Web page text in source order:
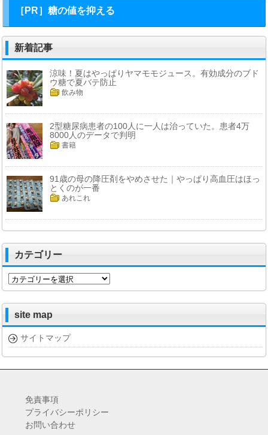
［PR］糖の値を抑える
新着記事
涼味！夏はやっぱりヤマモモジュース。有効成分のブド
ウ糖で夏バテ防止
飲み物
2型糖尿病患者の100人に一人は治っていた。患者4万
8000人のデータで判明
書籍
91歳の母の降圧剤をやめさせた｜やっぱり高血圧はほっ
とくのが一番
あれこれ
カテゴリー
カ
テ
リ
ー
site map
サイトマップ
免責事項
プライバシーポリシー
お問い合わせ